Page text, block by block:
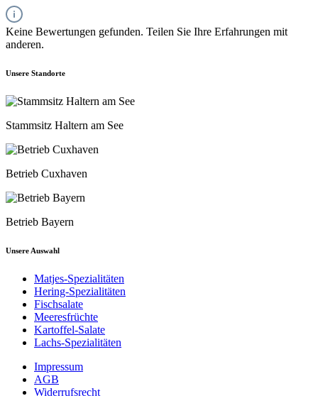
Keine Bewertungen gefunden. Teilen Sie Ihre Erfahrungen mit
anderen.
Unsere Standorte
Stammsitz Haltern am See
Betrieb Cuxhaven
Betrieb Bayern
Unsere Auswahl
Matjes-Spezialitäten
Hering-Spezialitäten
Fischsalate
Meeresfrüchte
Kartoffel-Salate
Lachs-Spezialitäten
Impressum
AGB
Widerrufsrecht